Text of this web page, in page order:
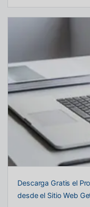
Descarga Gratis el
desde el Sitio Web